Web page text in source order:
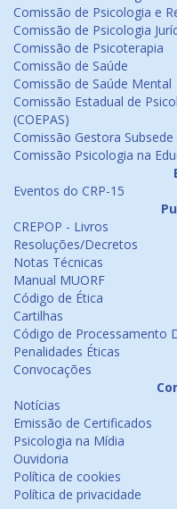
Comissão de Psicologia e
Comissão de Psicologia
Comissão de Psicoterapia
Comissão de Saúde
Comissão de Saúde Mental
Comissão Estadual de
(COEPAS)
Comissão Gestora Subsede
Comissão Psicologia na
Eventos do CRP-15
CREPOP - Livros
Resoluções/Decretos
Notas Técnicas
Manual MUORF
Código de Ética
Cartilhas
Código de Processamento
Penalidades Éticas
Convocações
Notícias
Emissão de Certificados
Psicologia na Mídia
Ouvidoria
Política de cookies
Política de privacidade